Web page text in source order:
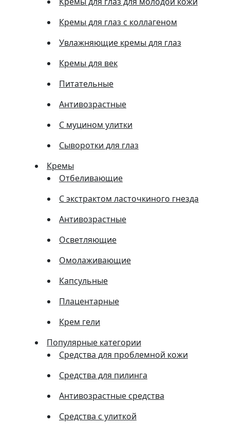
Кремы для глаз с коллагеном
Увлажняющие кремы для глаз
Кремы для век
Питательные
Антивозрастные
С муцином улитки
Сыворотки для глаз
Кремы
Отбеливающие
С экстрактом ласточкиного гнезда
Антивозрастные
Осветляющие
Омолаживающие
Капсульные
Плацентарные
Крем гели
Популярные категории
Средства для проблемной кожи
Средства для пилинга
Антивозрастные средства
Средства с улиткой